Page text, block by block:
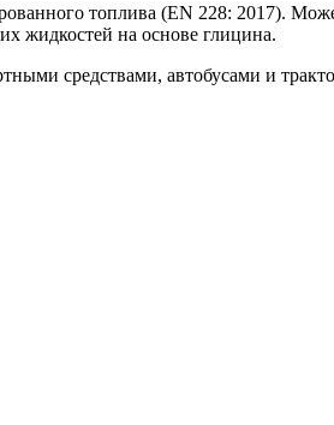
топлива (EN 228: 2017).
жидкостей на основе глицина.
средствами, автобусами и